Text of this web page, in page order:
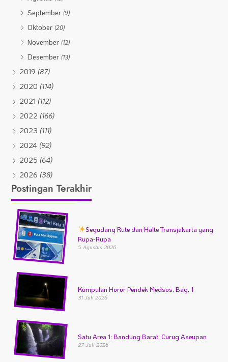
September(9)
Oktober(20)
November(12)
Desember(13)
2019 (87)
2020 (114)
2021 (112)
2022 (166)
2023 (111)
2024 (92)
2025 (64)
2026 (38)
Postingan Terakhir
Segudang Rute dan Halte Transjakarta yang
Rupa-Rupa
5 Agustus 2026
Kumpulan Horor Pendek Medsos, Bag. 1
31 Juli 2026
Satu Area 1: Bandung Barat, Curug Aseupan
27 Juli 2026